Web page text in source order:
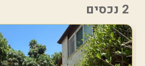
2 נכסים